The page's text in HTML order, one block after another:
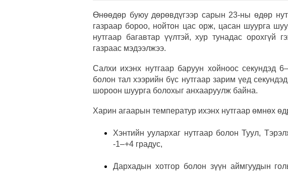
Өнөөдөр буюу дөрөвдүгээр сарын 23-ны өдөр
газраар бороо, нойтон цас орж, цасан шуурга
нутгаар багавтар үүлтэй, хур тунадас орохгүй
газраас мэдээлжээ.
Салхи ихэнх нутгаар баруун хойноос секундэд
болон тал хээрийн бүс нутгаар зарим үед
шороон шуурга болохыг анхааруулж байна.
Харин агаарын температур ихэнх нутгаар өмнөх
Хэнтийн уулархаг нутгаар болон Туул,
-1–+4 градус,
Дархадын хотгор болон зүүн аймгуудын